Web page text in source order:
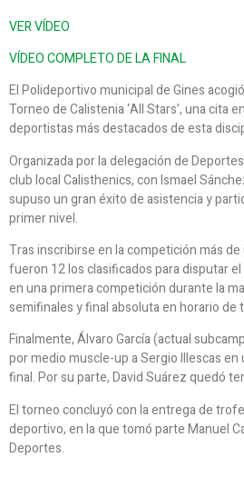
VER VÍDEO
VÍDEO COMPLETO DE LA FINAL
El Polideportivo municipal de Gines
Torneo de Calistenia ‘All Stars’, una cita
deportistas más destacados de esta
Organizada por la delegación de
club local Calisthenics, con Ismael
supuso un gran éxito de asistencia y
primer nivel.
Tras inscribirse en la competición más
fueron 12 los clasificados para disputar
en una primera competición durante la
semifinales y final absoluta en horario de
Finalmente, Álvaro García (actual
por medio muscle-up a Sergio Illescas
final. Por su parte, David Suárez quedó
El torneo concluyó con la entrega de
deportivo, en la que tomó parte Manuel
Deportes.